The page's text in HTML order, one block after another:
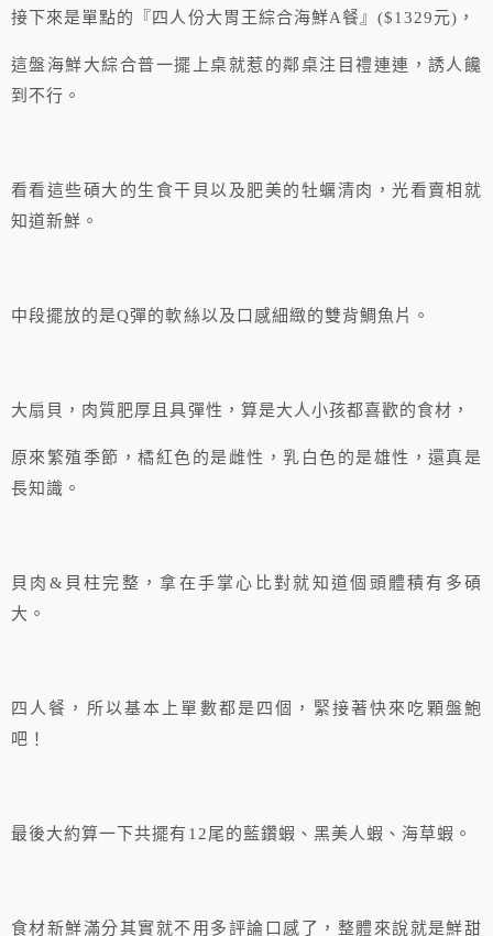
接下來是單點的『四人份大胃王綜合海鮮A餐』($1329元)，
這盤海鮮大綜合普一擺上桌就惹的鄰桌注目禮連連，誘人饞
到不行。
看看這些碩大的生食干貝以及肥美的牡蠣清肉，光看賣相就
知道新鮮。
中段擺放的是Q彈的軟絲以及口感細緻的雙背鯛魚片。
大扇貝，肉質肥厚且具彈性，算是大人小孩都喜歡的食材，
原來繁殖季節，橘紅色的是雌性，乳白色的是雄性，還真是
長知識。
貝肉&貝柱完整，拿在手掌心比對就知道個頭體積有多碩
大。
四人餐，所以基本上單數都是四個，緊接著快來吃顆盤鮑
吧！
最後大約算一下共擺有12尾的藍鑽蝦、黑美人蝦、海草蝦。
食材新鮮滿分其實就不用多評論口感了，整體來說就是鮮甜